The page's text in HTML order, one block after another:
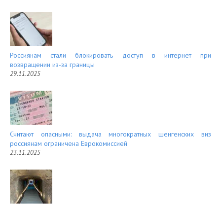
Россиянам стали блокировать доступ в интернет при
возвращении из-за границы
29.11.2025
Считают опасными: выдача многократных шенгенских виз
россиянам ограничена Еврокомиссией
23.11.2025